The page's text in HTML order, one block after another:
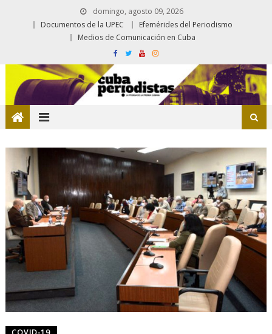
domingo, agosto 09, 2026
Documentos de la UPEC
Efemérides del Periodismo
Medios de Comunicación en Cuba